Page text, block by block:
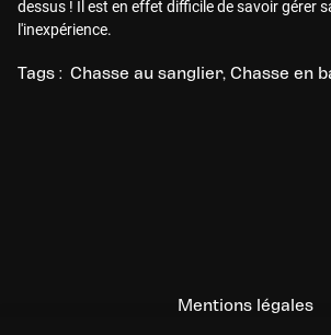
dessus ! Il est en effet difficile de savoir gérer
l'inexpérience.
Tags : Chasse au sanglier Chasse en
Mentions légales